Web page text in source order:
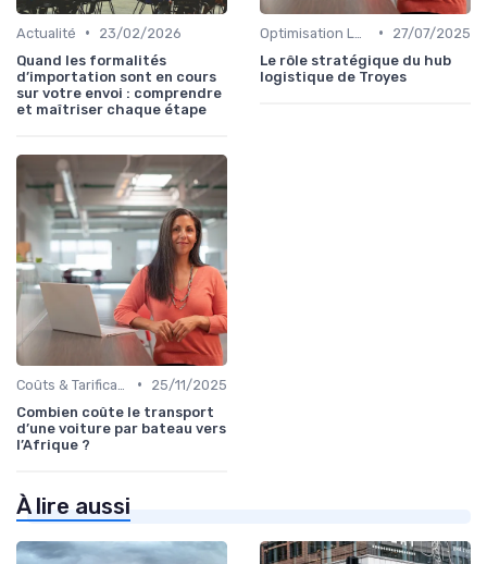
Actualité •
23/02/2026
Quand les formalités
d’importation sont en cours
sur votre envoi : comprendre
et maîtriser chaque étape
•
27/07/2025
Le rôle stratégique du hub
logistique de Troyes
•
25/11/2025
Combien coûte le transport
d’une voiture par bateau vers
l’Afrique ?
À lire aussi